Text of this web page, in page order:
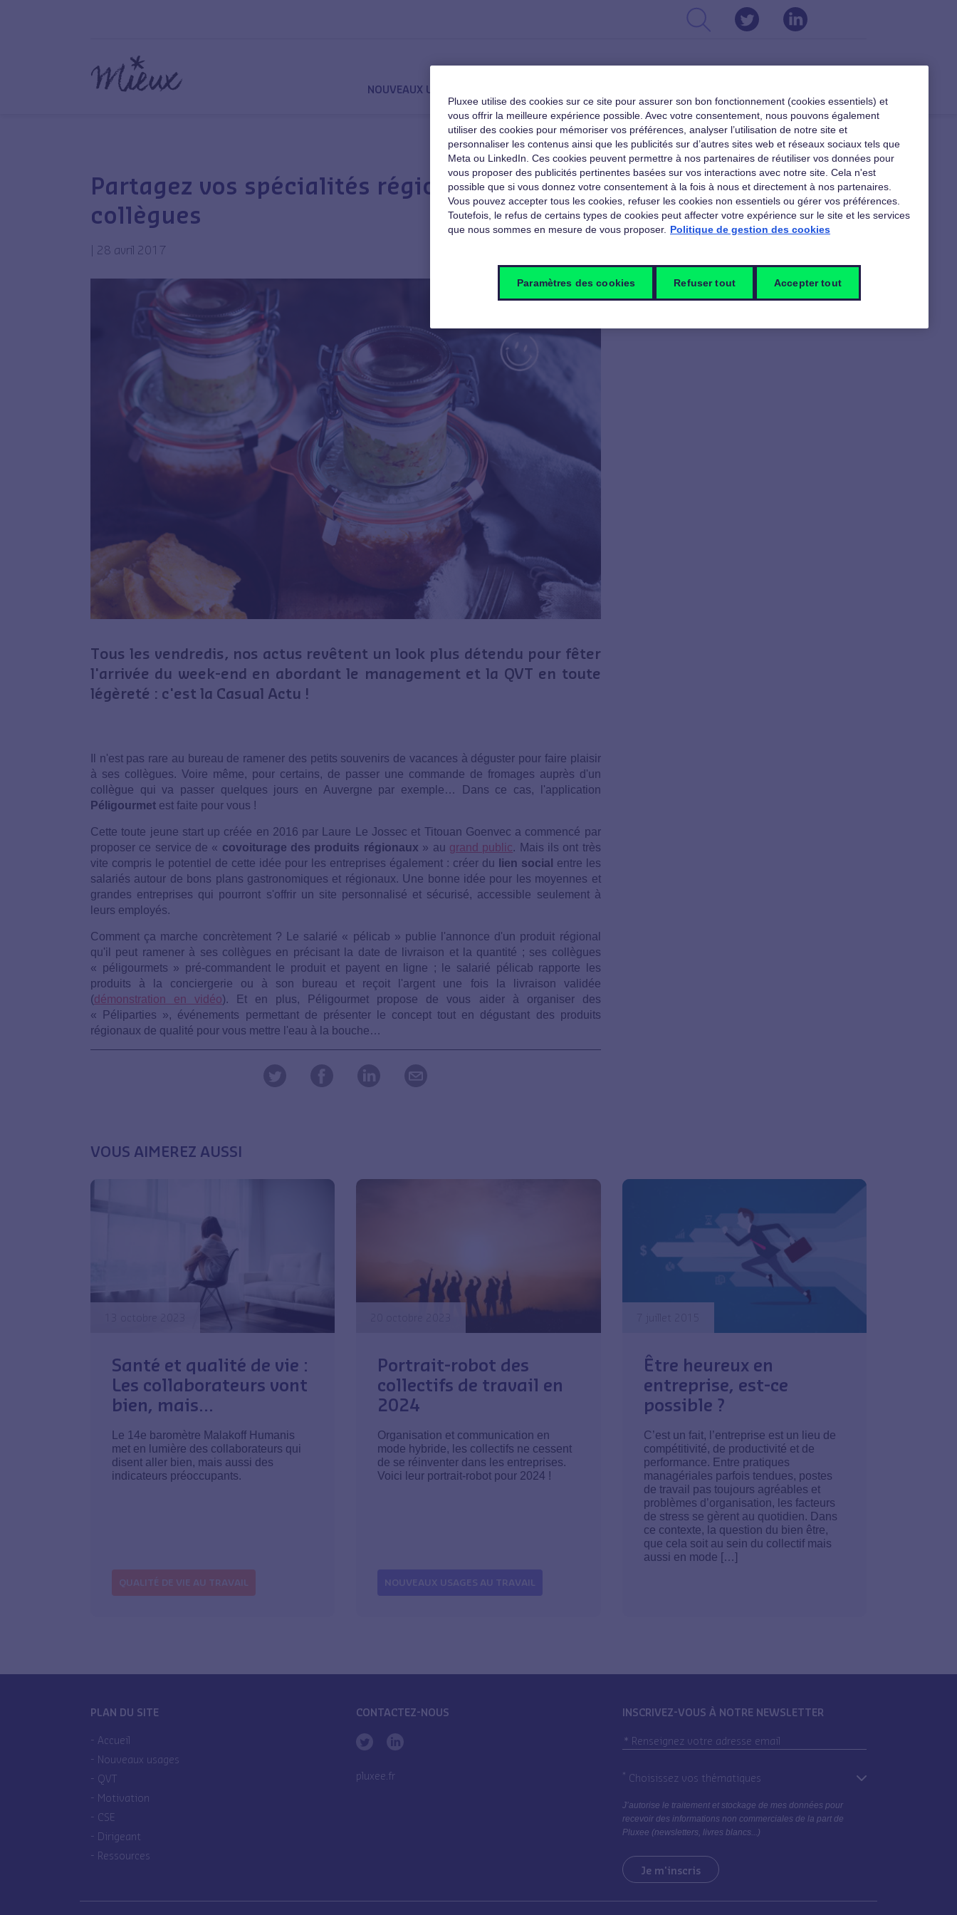
NOUVEAUX USAGES
Partagez vos spécialités régionales entre
collègues
28 avril 2017
Tous les vendredis, nos actus revêtent un look plus détendu pour fêter
l'arrivée du week-end en abordant le management et la QVT en toute
légèreté : c'est la Casual Actu !
Il n'est pas rare au bureau de ramener des petits souvenirs de vacances à déguster pour faire plaisir
à ses collègues. Voire même, pour certains, de passer une commande de fromages auprès d'un
collègue qui va passer quelques jours en Auvergne par exemple… Dans ce cas, l'application
Péligourmet est faite pour vous !
Cette toute jeune start up créée en 2016 par Laure Le Jossec et Titouan Goenvec a commencé par
proposer ce service de « covoiturage des produits régionaux » au grand public. Mais ils ont très
vite compris le potentiel de cette idée pour les entreprises également : créer du
lien social
entre les
salariés autour de bons plans gastronomiques et régionaux. Une bonne idée pour les moyennes et
grandes entreprises qui pourront s'offrir un site personnalisé et sécurisé, accessible seulement à
leurs employés.
Comment ça marche concrètement ? Le salarié « pélicab » publie l'annonce d'un produit régional
qu'il peut ramener à ses collègues en précisant la date de livraison et la quantité ; ses collègues
« péligourmets » pré-commandent le produit et payent en ligne ; le salarié pélicab rapporte les
produits à la conciergerie ou à son bureau et reçoit l'argent une fois la livraison validée
(démonstration en vidéo). Et en plus, Péligourmet propose de vous aider à organiser des
« Péliparties », événements permettant de présenter le concept tout en dégustant des produits
régionaux de qualité pour vous mettre l'eau à la bouche…
VOUS AIMEREZ AUSSI
Santé et qualité de vie :
Les collaborateurs vont
bien, mais…
Le 14e baromètre Malakoff Humanis
met en lumière des collaborateurs qui
disent aller bien, mais aussi des
indicateurs préoccupants.
QUALITÉ DE VIE AU TRAVAIL
Portrait-robot des
collectifs de travail en
2024
Organisation et communication en
mode hybride, les collectifs ne cessent
de se réinventer dans les entreprises.
Voici leur portrait-robot pour 2024 !
NOUVEAUX USAGES AU TRAVAIL
Être heureux en
entreprise, est-ce
possible ?
C’est un fait, l’entreprise est un lieu de
compétitivité, de productivité et de
performance. Entre pratiques
managériales parfois tendues, postes
de travail pas toujours agréables et
problèmes d’organisation, les facteurs
de stress se gèrent au quotidien. Dans
ce contexte, la question du bien être,
que cela soit au sein du collectif mais
aussi en mode […]
PLAN DU SITE
Accueil
Nouveaux usages
QVT
Motivation
CSE
Dirigeant
Ressources
CONTACTEZ-NOUS
pluxee.fr
INSCRIVEZ-VOUS À NOTRE NEWSLETTER
* Choisissez vos thématiques
J’autorise le traitement et stockage de mes données pour
recevoir des informations non commerciales de la part de
Pluxee (newsletters, livres blancs...)
Je m'inscris
Pluxee utilise des cookies sur ce site pour assurer son bon fonctionnement (cookies essentiels) et
vous offrir la meilleure expérience possible. Avec votre consentement, nous pouvons également
utiliser des cookies pour mémoriser vos préférences, analyser l’utilisation de notre site et
personnaliser les contenus ainsi que les publicités sur d’autres sites web et réseaux sociaux tels que
Meta ou LinkedIn. Ces cookies peuvent permettre à nos partenaires de réutiliser vos données pour
vous proposer des publicités pertinentes basées sur vos interactions avec notre site. Cela n'est
possible que si vous donnez votre consentement à la fois à nous et directement à nos partenaires.
Vous pouvez accepter tous les cookies, refuser les cookies non essentiels ou gérer vos préférences.
Toutefois, le refus de certains types de cookies peut affecter votre expérience sur le site et les services
que nous sommes en mesure de vous proposer. Politique de gestion des cookies
Paramètres des cookies Refuser tout Accepter tout